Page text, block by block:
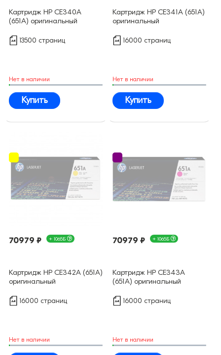
Картридж HP CE340A
(651A) оригинальный
13500 страниц
Нет в наличии
Купить
Картридж HP CE341A (651A)
оригинальный
16000 страниц
Нет в наличии
Купить
70979 ₽ + 1065Б
Картридж HP CE342A (651A)
оригинальный
16000 страниц
Нет в наличии
70979 ₽ + 1065Б
Картридж HP CE343A
(651A) оригинальный
16000 страниц
Нет в наличии